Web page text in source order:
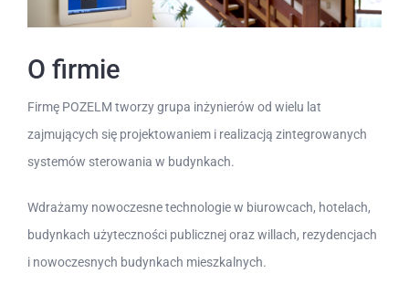
O firmie
Firmę POZELM tworzy grupa inżynierów od wielu lat
zajmujących się projektowaniem i realizacją zintegrowanych
systemów sterowania w budynkach.
Wdrażamy nowoczesne technologie w biurowcach, hotelach,
budynkach użyteczności publicznej oraz willach, rezydencjach
i nowoczesnych budynkach mieszkalnych.